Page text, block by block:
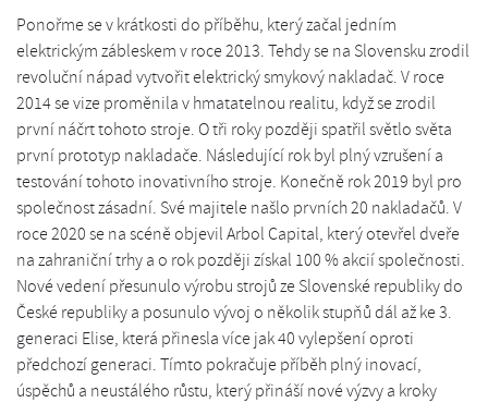
Ponořme se v krátkosti do příběhu, který začal jedním
elektrickým zábleskem v roce 2013. Tehdy se na Slovensku zrodil
revoluční nápad vytvořit elektrický smykový nakladač. V roce
2014 se vize proměnila v hmatatelnou realitu, když se zrodil
první náčrt tohoto stroje. O tři roky později spatřil světlo světa
první prototyp nakladače. Následující rok byl plný vzrušení a
testování tohoto inovativního stroje. Konečně rok 2019 byl pro
společnost zásadní. Své majitele našlo prvních 20 nakladačů. V
roce 2020 se na scéně objevil Arbol Capital, který otevřel dveře
na zahraniční trhy a o rok později získal 100 % akcií společnosti.
Nové vedení přesunulo výrobu strojů ze Slovenské republiky do
České republiky a posunulo vývoj o několik stupňů dál až ke 3.
generaci Elise, která přinesla více jak 40 vylepšení oproti
předchozí generaci. Tímto pokračuje příběh plný inovací,
úspěchů a neustálého růstu, který přináší nové výzvy a kroky